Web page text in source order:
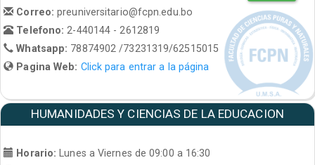
Correo:preuniversitario@fcpn.edu.bo
Telefono: 2-440144 - 2612819
Whatsapp: 78874902 /73231319/62515015
Pagina Web: Click para entrar a la página
HUMANIDADES Y CIENCIAS DE LA EDUCACION
Horario: Lunes a Viernes de 09:00 a 16:30